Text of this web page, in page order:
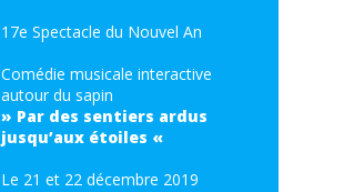
17e Spectacle du Nouvel An
Comédie musicale interactive
autour du sapin
» Par des sentiers ardus
jusqu’aux étoiles «
Le 21 et 22 décembre 2019